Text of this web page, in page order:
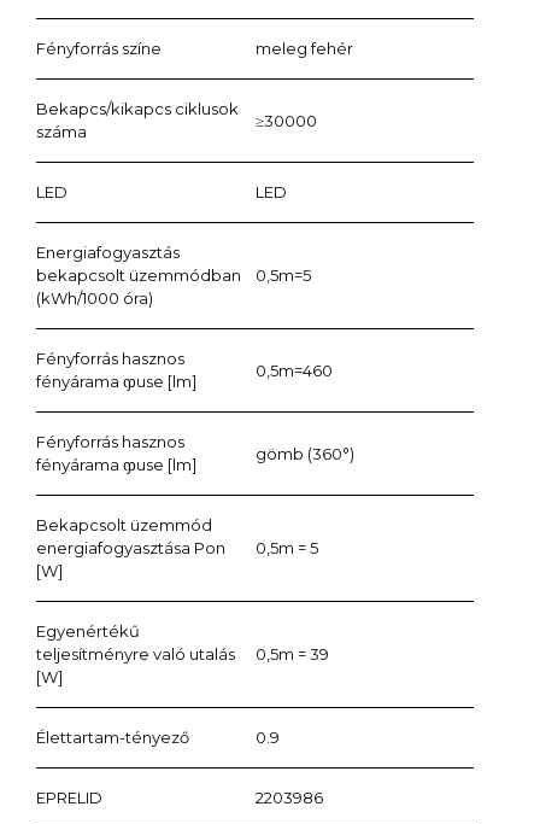
Fényforrás színe meleg fehér
Bekapcs/kikapcs ciklusok
száma
≥30000
LED LED
Energiafogyasztás
bekapcsolt üzemmódban
(kWh/1000 óra)
0,5m=5
Fényforrás hasznos
fényárama ჶuse [lm]
0,5m=460
Fényforrás hasznos
fényárama ჶuse [lm]
gömb (360°)
Bekapcsolt üzemmód
energiafogyasztása Pon
[W]
0,5m = 5
Egyenértékű
teljesítményre való utalás
[W]
0,5m = 39
Élettartam-tényező 0.9
EPRELID 2203986